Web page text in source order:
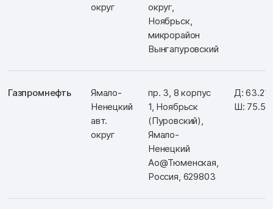
округ
округ,
Ноябрьск,
микрорайон
Вынгапуровский
Газпромнефть
Ямало-
Ненецкий
авт.
округ
пр. 3, 8 корпус
1, Ноябрьск
(Пуровский),
Ямало-
Ненецкий
Ао@Тюменская,
Россия, 629803
Д:
Ш: